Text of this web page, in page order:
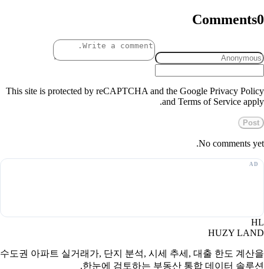
Comments0
This site is protected by reCAPTCHA and the Google Privacy Policy
and Terms of Service apply.
Post
No comments yet.
HL
HUZY LAND
수도권 아파트 실거래가, 단지 분석, 시세 추세, 대출 한도 계산을
한눈에 검토하는 부동산 통합 데이터 솔루션.